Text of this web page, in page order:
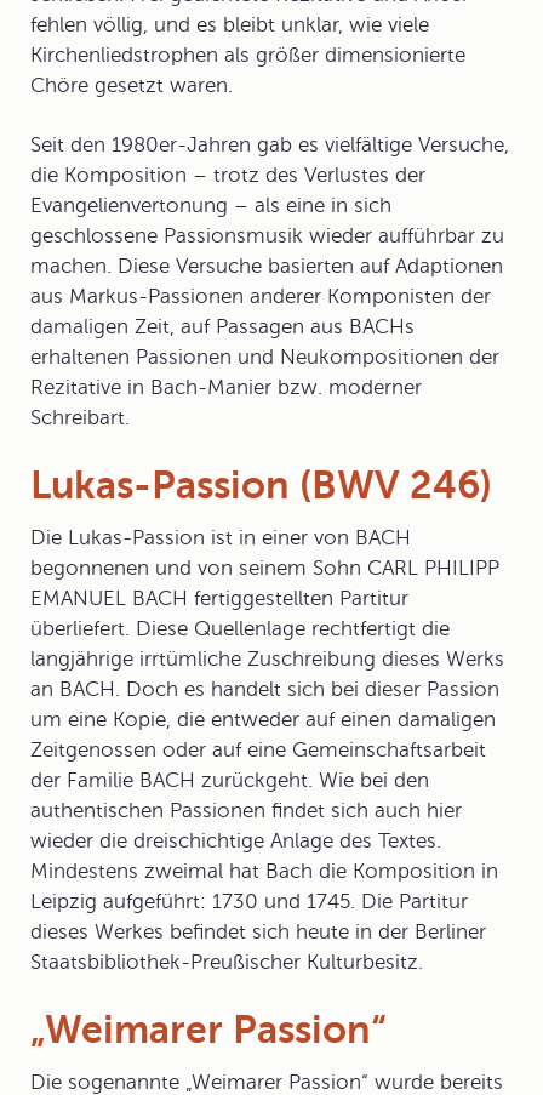
fehlen völlig, und es bleibt unklar, wie viele
Kirchenliedstrophen als größer dimensionierte
Chöre gesetzt waren.
Seit den 1980er-Jahren gab es vielfältige Versuche,
die Komposition – trotz des Verlustes der
Evangelienvertonung – als eine in sich
geschlossene Passionsmusik wieder aufführbar zu
machen. Diese Versuche basierten auf Adaptionen
aus Markus-Passionen anderer Komponisten der
damaligen Zeit, auf Passagen aus BACHs
erhaltenen Passionen und Neukompositionen der
Rezitative in Bach-Manier bzw. moderner
Schreibart.
Lukas-Passion (BWV 246)
Die Lukas-Passion ist in einer von BACH
begonnenen und von seinem Sohn CARL PHILIPP
EMANUEL BACH fertiggestellten Partitur
überliefert. Diese Quellenlage rechtfertigt die
langjährige irrtümliche Zuschreibung dieses Werks
an BACH. Doch es handelt sich bei dieser Passion
um eine Kopie, die entweder auf einen damaligen
Zeitgenossen oder auf eine Gemeinschaftsarbeit
der Familie BACH zurückgeht. Wie bei den
authentischen Passionen findet sich auch hier
wieder die dreischichtige Anlage des Textes.
Mindestens zweimal hat Bach die Komposition in
Leipzig aufgeführt: 1730 und 1745. Die Partitur
dieses Werkes befindet sich heute in der Berliner
Staatsbibliothek-Preußischer Kulturbesitz.
„Weimarer Passion“
Die sogenannte „Weimarer Passion“ wurde bereits